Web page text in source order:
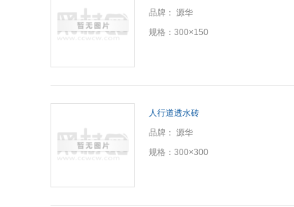
品牌： 源华
规格： 300×150
人行道透水砖
品牌： 源华
规格： 300×300